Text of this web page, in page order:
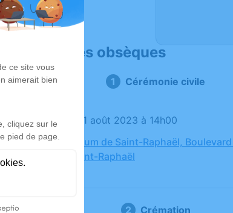
Déroulé des obsèques
Cérémonie civile
Le lundi 21 août 2023 à 14h00
Crématorium de Saint-Raphaël,
83700 Saint-Raphaël
Crémation